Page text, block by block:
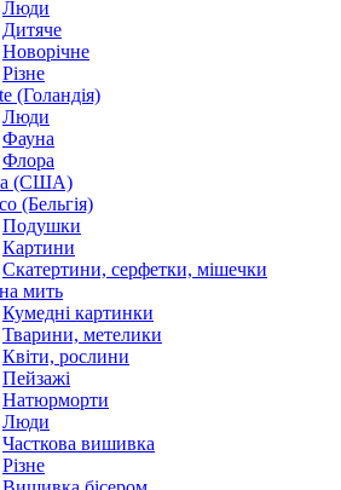
Люди
Дитяче
Новорічне
Різне
(Голандія)
Люди
Фауна
Флора
(США)
(Бельгія)
Подушки
Картини
Скатертини, серфетки, мішечки
мить
Кумедні картинки
Тварини, метелики
Квіти, рослини
Пейзажі
Натюрморти
Люди
Часткова вишивка
Різне